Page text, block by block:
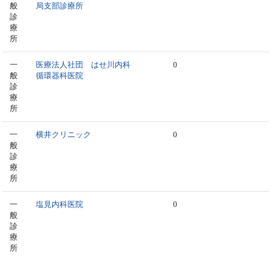
般
診
療
所
局支部診療所
一
般
診
療
所
医療法人社団 はせ川内科
循環器科医院
0
一
般
診
療
所
横井クリニック 0
一
般
診
療
所
塩見内科医院 0